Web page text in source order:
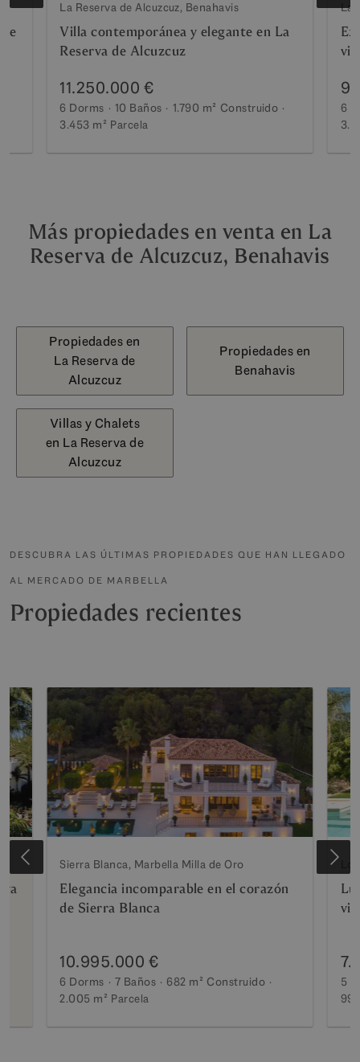
La Reserva de Alcuzcuz, Benahavis
Villa contemporánea y elegante en La
Reserva de Alcuzcuz
11.250.000 €
6 Dorms 10 Baños 1.790 m² Construido
3.453 m² Parcela
La
6
Más propiedades en venta en La
Reserva de Alcuzcuz, Benahavis
Propiedades en
La Reserva de
Alcuzcuz
Propiedades en
Benahavis
Villas y Chalets
en La Reserva de
Alcuzcuz
DESCUBRA LAS ÚLTIMAS PROPIEDADES QUE HAN LLEGADO
AL MERCADO DE MARBELLA
Propiedades recientes
Sierra Blanca, Marbella Milla de Oro
Elegancia incomparable en el corazón
de Sierra Blanca
10.995.000 €
6 Dorms 7 Baños 682 m² Construido
2.005 m² Parcela
5